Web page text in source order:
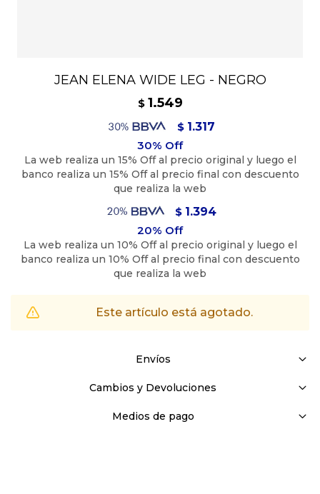
JEAN ELENA WIDE LEG - NEGRO
$ 1.549
$ 1.317
$ 1.394
Este artículo está agotado.
Envíos
Cambios y Devoluciones
Medios de pago